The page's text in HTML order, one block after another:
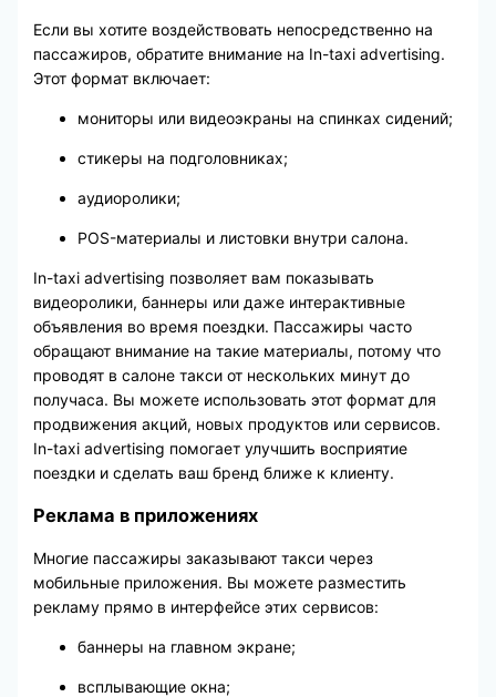
Если вы хотите воздействовать непосредственно на
пассажиров, обратите внимание на In-taxi advertising.
Этот формат включает:
мониторы или видеоэкраны на спинках сидений;
стикеры на подголовниках;
аудиоролики;
POS-материалы и листовки внутри салона.
In-taxi advertising позволяет вам показывать
видеоролики, баннеры или даже интерактивные
объявления во время поездки. Пассажиры часто
обращают внимание на такие материалы, потому что
проводят в салоне такси от нескольких минут до
получаса. Вы можете использовать этот формат для
продвижения акций, новых продуктов или сервисов.
In-taxi advertising помогает улучшить восприятие
поездки и сделать ваш бренд ближе к клиенту.
Реклама в приложениях
Многие пассажиры заказывают такси через
мобильные приложения. Вы можете разместить
рекламу прямо в интерфейсе этих сервисов:
баннеры на главном экране;
всплывающие окна;